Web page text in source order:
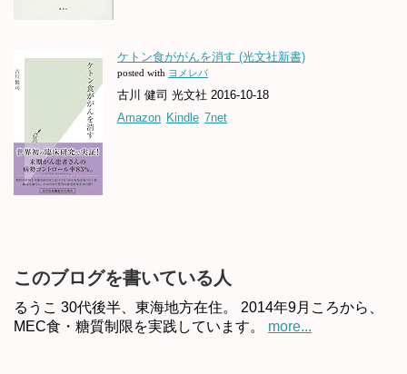
ケトン食ががんを消す (光文社新書)
posted with ヨメレバ
古川 健司 光文社 2016-10-18
Amazon Kindle 7net
このブログを書いている人
るうこ 30代後半、東海地方在住。 2014年9月ころから、
MEC食・糖質制限を実践しています。 more...